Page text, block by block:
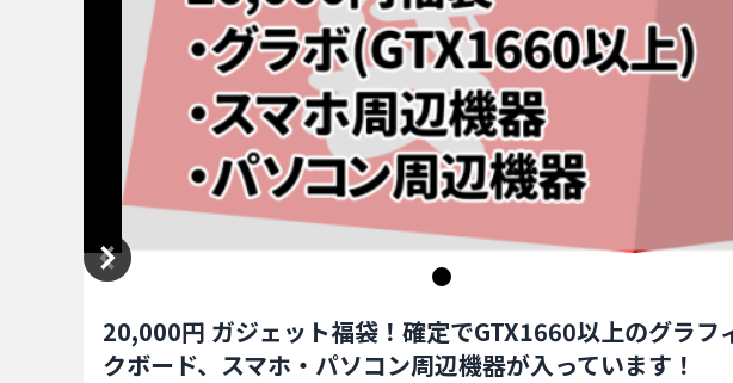
20,000円 ガジェット福袋！確定でGTX1660以上のグラフ
クボード、スマホ・パソコン周辺機器が入っています！